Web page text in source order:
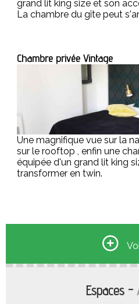
grand lit king size et son
La chambre du gîte peut
Chambre privée Vintage
Une magnifique vue sur la
sur le rooftop , enfin une
équipée d'un grand lit king
transformer en twin.
Grande chambre familiale
Chambre privée Tribu
Espaces -